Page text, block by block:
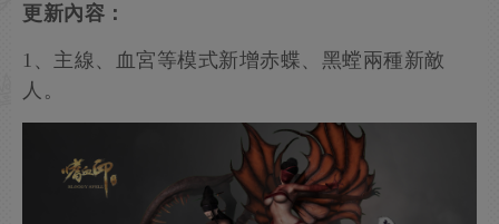
更新內容：
1、主線、血宮等模式新增赤蝶、黑螳兩種新敵
人。